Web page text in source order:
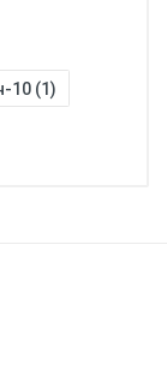
10 (1)